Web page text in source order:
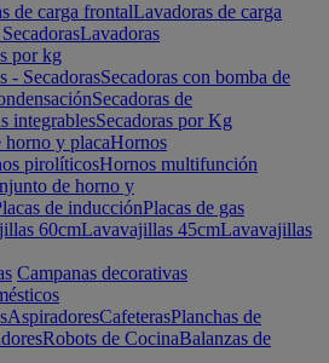
de carga frontalLavadoras de carga
Lavadoras
por kg
- SecadorasSecadoras con bomba de
Secadoras de
integrablesSecadoras por Kg
y placaHornos
pirolíticosHornos multifunción
de horno y
de inducciónPlacas de gas
60cmLavavajillas 45cmLavavajillas
Campanas decorativas
AspiradoresCafeterasPlanchas de
Robots de CocinaBalanzas de